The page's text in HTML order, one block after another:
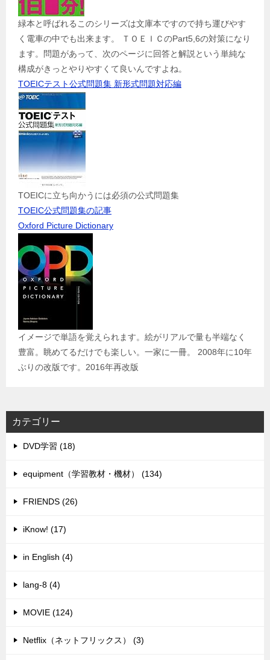
緑本と呼ばれるこのシリーズは文庫本ですので持ち運びやす
く電車の中でも出来ます。 ＴＯＥＩＣのPart5,6の対策になり
ます。問題があって、次のページに回答と解説という単純な
構成がきっとやりやすくて良いんですよね。
TOEICテスト公式問題集 新形式問題対応編
TOEICに立ち向かうには必須の公式問題集
TOEIC公式問題集の記事
Oxford Picture Dictionary
イメージで単語を覚えられます。絵がリアルで量も半端なく
豊富。眺めてるだけでも楽しい。一家に一冊。 2008年に10年
ぶりの改版です。2016年再改版
カテゴリー
DVD学習 (18)
equipment（学習教材・機材） (134)
FRIENDS (26)
iKnow! (17)
in English (4)
lang-8 (4)
MOVIE (124)
Netflix（ネットフリックス） (3)